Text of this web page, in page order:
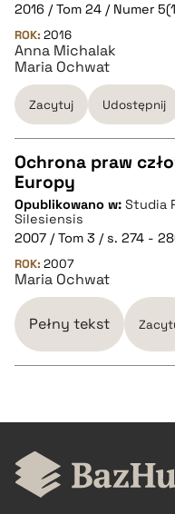
2016 / Tom 24 / Numer
ROK: 2016
Anna Michalak
Maria Ochwat
Zacytuj Udostępnij
CZYSTY TEKST
pobierz cytat
BIBTEX
pobierz cytat
Ochrona praw
Europy
Opublikowano w: Studia
Silesiensis
2007 / Tom 3 / s. 274 -
ROK: 2007
Maria Ochwat
Pełny tekst
CZYSTY TEKST
pobierz cytat